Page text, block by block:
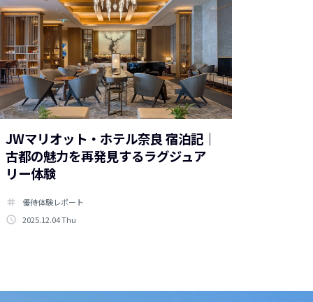
JWマリオット・ホテル奈良 宿泊記｜
古都の魅力を再発見するラグジュア
リー体験
tag
優待体験レポート
access_time 2025.12.04 Thu